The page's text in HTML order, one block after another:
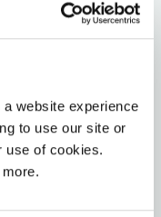
website experience
to use our site or
use of cookies.